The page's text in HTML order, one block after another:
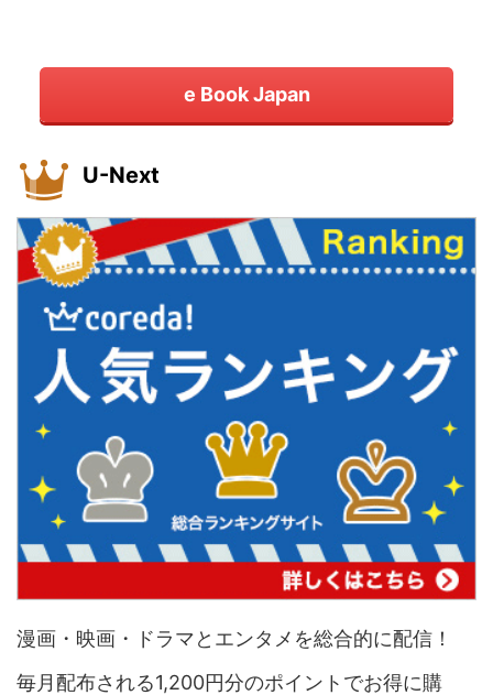
e Book Japan
U-Next
漫画・映画・ドラマとエンタメを総合的に配信！
毎月配布される1,200円分のポイントでお得に購